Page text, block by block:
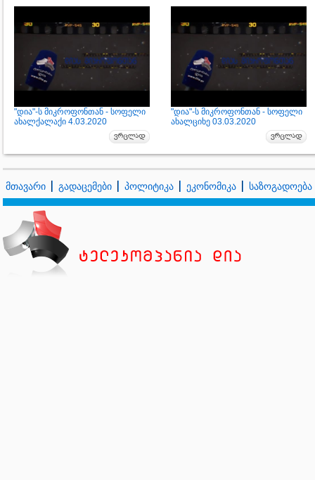
"დია"-ს მიკროფონთან - სოფელი
ახალქალაქი 4.03.2020
"დია"-ს მიკროფონთან - სოფელი
ახალციხე 03.03.2020
მთავარი გადაცემები პოლიტიკა ეკონომიკა საზოგადოება